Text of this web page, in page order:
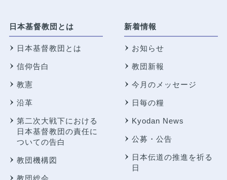
日本基督教団とは
日本基督教団とは
信仰告白
教憲
沿革
第二次大戦下における
日本基督教団の責任に
ついての告白
教団機構図
新着情報
お知らせ
教団新報
今月のメッセージ
日毎の糧
Kyodan News
公募・公告
日本伝道の推進を祈る
日